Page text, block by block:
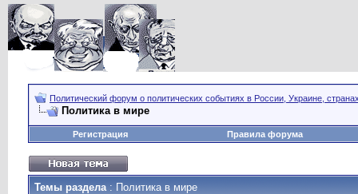
Политический форум о политических событиях в России, Украине,
Политика в мире
Регистрация Правила форума
Темы раздела: Политика в мире